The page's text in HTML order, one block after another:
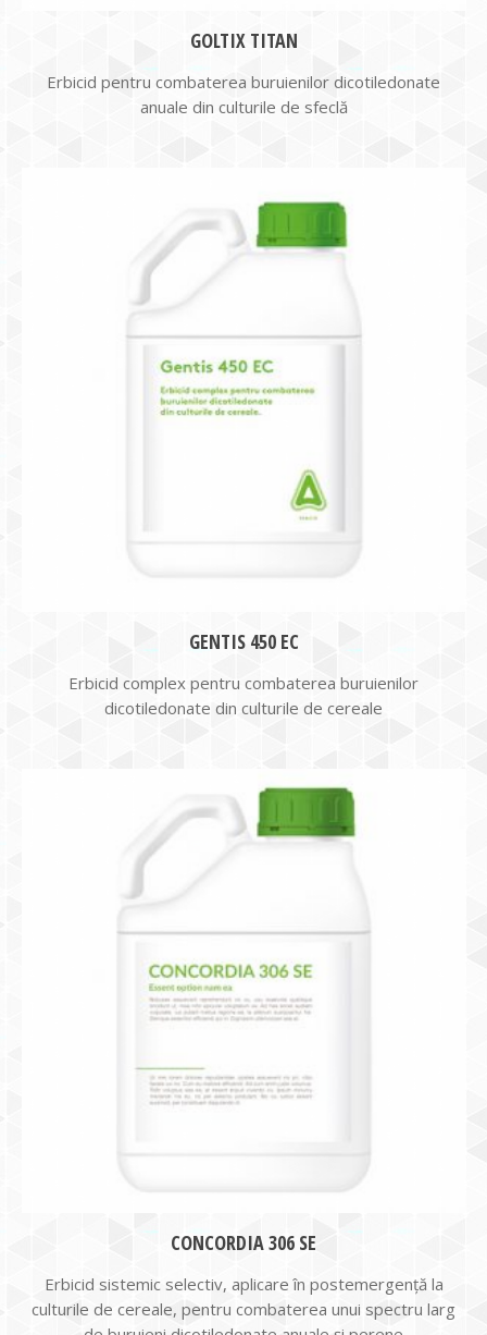
GOLTIX TITAN
Erbicid pentru combaterea buruienilor dicotiledonate
anuale din culturile de sfeclă
GENTIS 450 EC
Erbicid complex pentru combaterea buruienilor
dicotiledonate din culturile de cereale
CONCORDIA 306 SE
Erbicid sistemic selectiv, aplicare în postemergență la
culturile de cereale, pentru combaterea unui spectru larg